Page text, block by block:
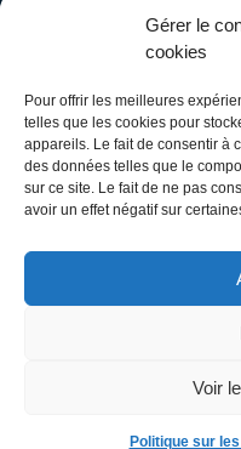
Gérer le
cookies
Pour offrir les meilleures
telles que les cookies pour
appareils. Le fait de consentir à
des données telles que le
sur ce site. Le fait de ne pas
avoir un effet négatif sur
Voir
Politique sur
Secrétariat de direction
CHU de La
- St Joseph - Le
Avenue François Mitterrand
BP 350
Secrétariat de direction